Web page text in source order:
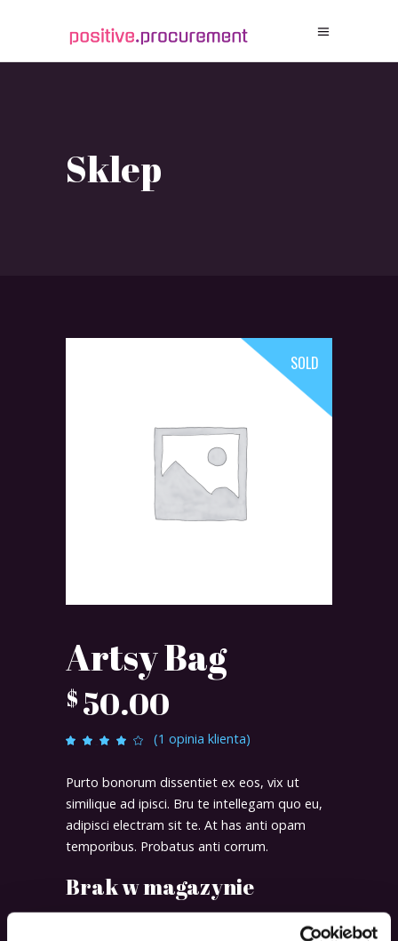
Sklep
SOLD
Artsy Bag
$ 50.00
Oceniony
1
oceny
klienta
(1 opinia klienta)
Purto bonorum dissentiet ex eos, vix ut
similique ad ipisci. Bru te intellegam quo eu,
adipisci electram sit te. At has anti opam
temporibus. Probatus anti corrum.
Brak w magazynie